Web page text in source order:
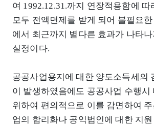
여 1992.12.31.까지 연장적용함에 따
모두 전액면제를 받게 되어 불필요
에서 최근까지 별다른 효과가 나타
실정이다.
공공사업용지에 대한 양도소득세의
이 발생하였음에도 공공사업 수행시
위하여 편의적으로 이를 감면하여
업의 합리화나 공익법인에 대한 지